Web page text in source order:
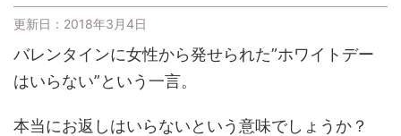
更新日： 2018年3月4日
バレンタインに女性から発せられた”ホワイトデー
はいらない”という一言。
本当にお返しはいらないという意味でしょうか？